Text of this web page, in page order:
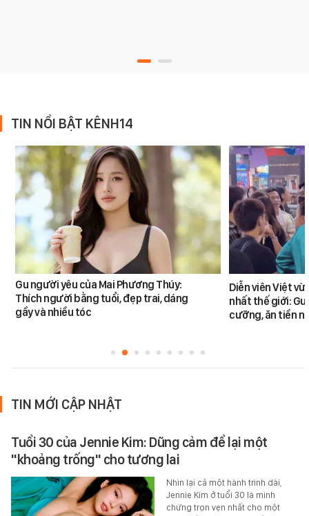
TIN NỔI BẬT KÊNH14
Gu người yêu của Mai Phương Thúy:
Thích người bằng tuổi, đẹp trai, dáng
gầy và nhiều tóc
Diễn viên Việt
nhất thế giới:
cưỡng, ăn tiền
TIN MỚI CẬP NHẬT
Tuổi 30 của Jennie Kim: Dũng cảm để lại một
"khoảng trống" cho tương lai
Nhìn lại cả một hành trình dài,
Jennie Kim ở tuổi 30 là minh
chứng trọn vẹn nhất cho một